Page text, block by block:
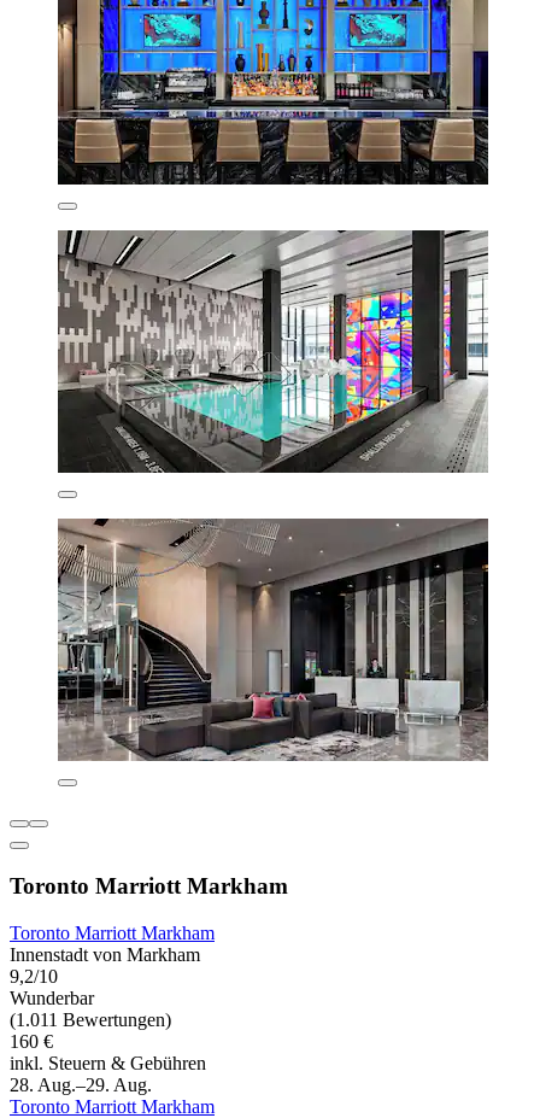
Toronto Marriott Markham
Toronto Marriott Markham
Innenstadt von Markham
9,2/10
Wunderbar
(1.011 Bewertungen)
160 €
inkl. Steuern & Gebühren
28. Aug.–29. Aug.
Toronto Marriott Markham